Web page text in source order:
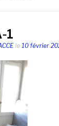
1
le 10 février